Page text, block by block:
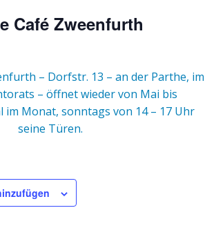
Café Zweenfurth
– Dorfstr. 13 – an der Parthe, im
– öffnet wieder von Mai bis
im Monat, sonntags von 14 – 17 Uhr
seine Türen.